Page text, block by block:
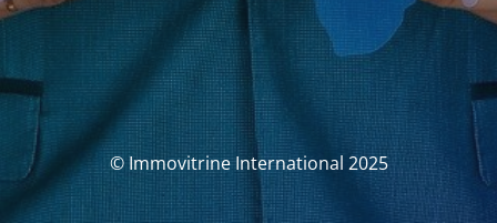
© Immovitrine International 2025